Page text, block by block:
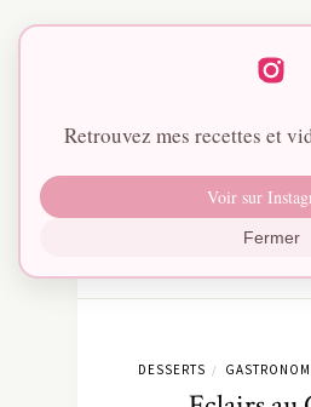
DESSERTS /
Retrouvez mes recettes et
Voir sur
Fermer